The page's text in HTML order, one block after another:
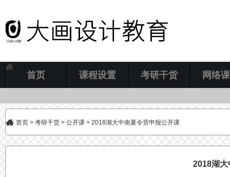
首页 课程设置 考研干货 网络
首页 > 考研干货 > 公开课 > 2018湖大中南夏令营申报公开课
2018湖大